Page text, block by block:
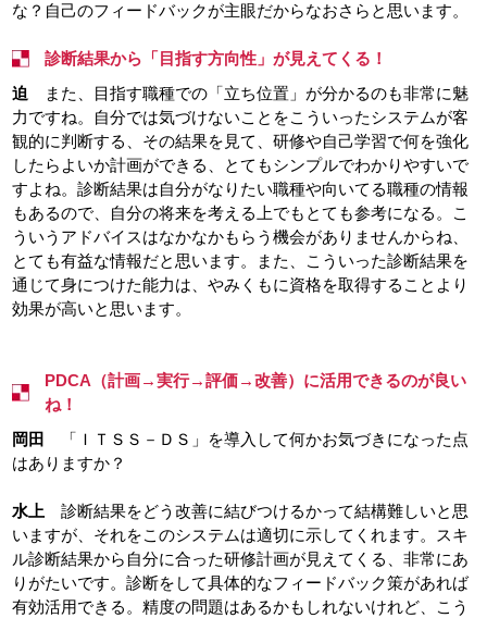
な？自己のフィードバックが主眼だからなおさらと思います。
診断結果から「目指す方向性」が見えてくる！
迫 また、目指す職種での「立ち位置」が分かるのも非常に魅
力ですね。自分では気づけないことをこういったシステムが客
観的に判断する、その結果を見て、研修や自己学習で何を強化
したらよいか計画ができる、とてもシンプルでわかりやすいで
すよね。診断結果は自分がなりたい職種や向いてる職種の情報
もあるので、自分の将来を考える上でもとても参考になる。こ
ういうアドバイスはなかなかもらう機会がありませんからね、
とても有益な情報だと思います。また、こういった診断結果を
通じて身につけた能力は、やみくもに資格を取得することより
効果が高いと思います。
PDCA（計画→実行→評価→改善）に活用できるのが良い
ね！
岡田
「ＩＴＳＳ－ＤＳ」を導入して何かお気づきになった点
はありますか？
水上 診断結果をどう改善に結びつけるかって結構難しいと思
いますが、それをこのシステムは適切に示してくれます。スキ
ル診断結果から自分に合った研修計画が見えてくる、非常にあ
りがたいです。診断をして具体的なフィードバック策があれば
有効活用できる。精度の問題はあるかもしれないけれど、こう